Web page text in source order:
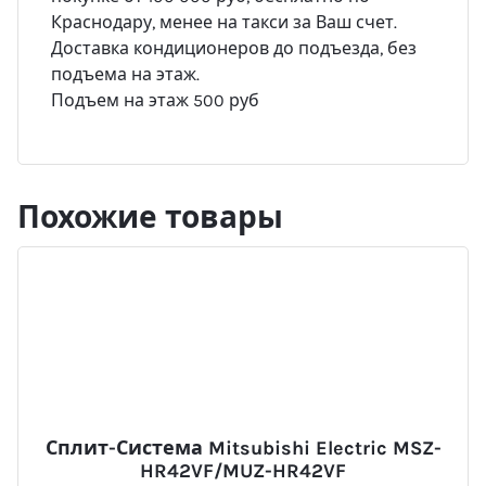
Краснодару, менее на такси за Ваш счет.
Доставка кондиционеров до подъезда, без
подъема на этаж.
Подъем на этаж 500 руб
Похожие товары
Сплит-Система Mitsubishi Electric MSZ-
HR42VF/MUZ-HR42VF